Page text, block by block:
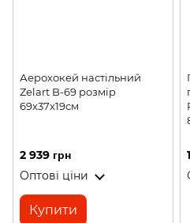
Аерохокей настільний
Zelart B-69 розмір
69x37x19см
2 939 грн
Оптові ціни
Купити